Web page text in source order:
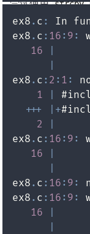
尝试使用 strcpy
ex8 . c : In
ex8 . c : 16 : 9 :
16
ex8 . c : 2 : 1 :
1
+++ +
2
ex8 . c : 16 : 9 :
16
ex8 . c : 16 : 9 :
ex8 . c : 16 : 9 :
16